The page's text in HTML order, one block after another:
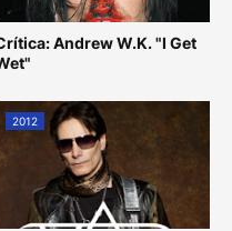
Andrew W.K. "I Get
2012